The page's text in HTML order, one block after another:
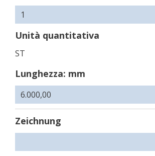
Unità quantitativa
ST
Lunghezza: mm
Zeichnung